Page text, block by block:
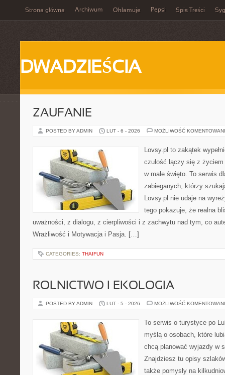
Strona główna Archiwum Okłamuje Pepsi Spis Treści
DWADZIEŚCIA
ZAUFANIE
POSTED BY ADMIN LUT - 6 - 2026 MOŻLIWOŚĆ
Lovsy.pl to zakątek
czułość łączy się z
w małe święto. To serwis
zabieganych, którzy
Lovsy.pl nie udaje na
tego pokazuje, że realna
uważności, z dialogu, z cierpliwości i z zachwytu nad tym, co
Wrażliwość i Motywacja i Pasja. […]
CATEGORIES: THAIFUN
ROLNICTWO I EKOLOGIA
POSTED BY ADMIN LUT - 5 - 2026 MOŻLIWOŚĆ
To serwis o turystyce po
myślą o osobach, które
chcą planować wyjazdy w
Znajdziesz tu opisy
także pomysły na